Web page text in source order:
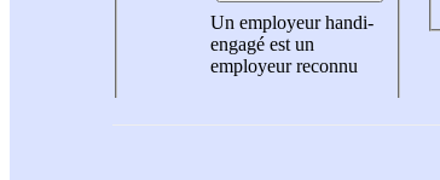
Un employeur handi-
engagé est un
employeur reconnu